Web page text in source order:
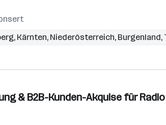
, Kärnten, Niederösterreich, Burgenland,
& B2B-Kunden-Akquise für Radio